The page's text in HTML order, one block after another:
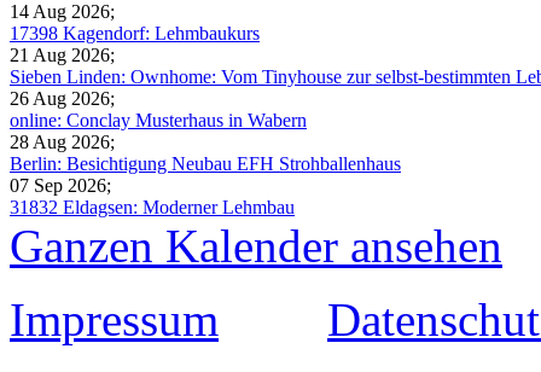
14 Aug 2026;
17398 Kagendorf: Lehmbaukurs
21 Aug 2026;
Sieben Linden: Ownhome: Vom Tinyhouse zur selbst-bestimmten
26 Aug 2026;
online: Conclay Musterhaus in Wabern
28 Aug 2026;
Berlin: Besichtigung Neubau EFH Strohballenhaus
07 Sep 2026;
31832 Eldagsen: Moderner Lehmbau
Ganzen Kalender ansehen
Impressum